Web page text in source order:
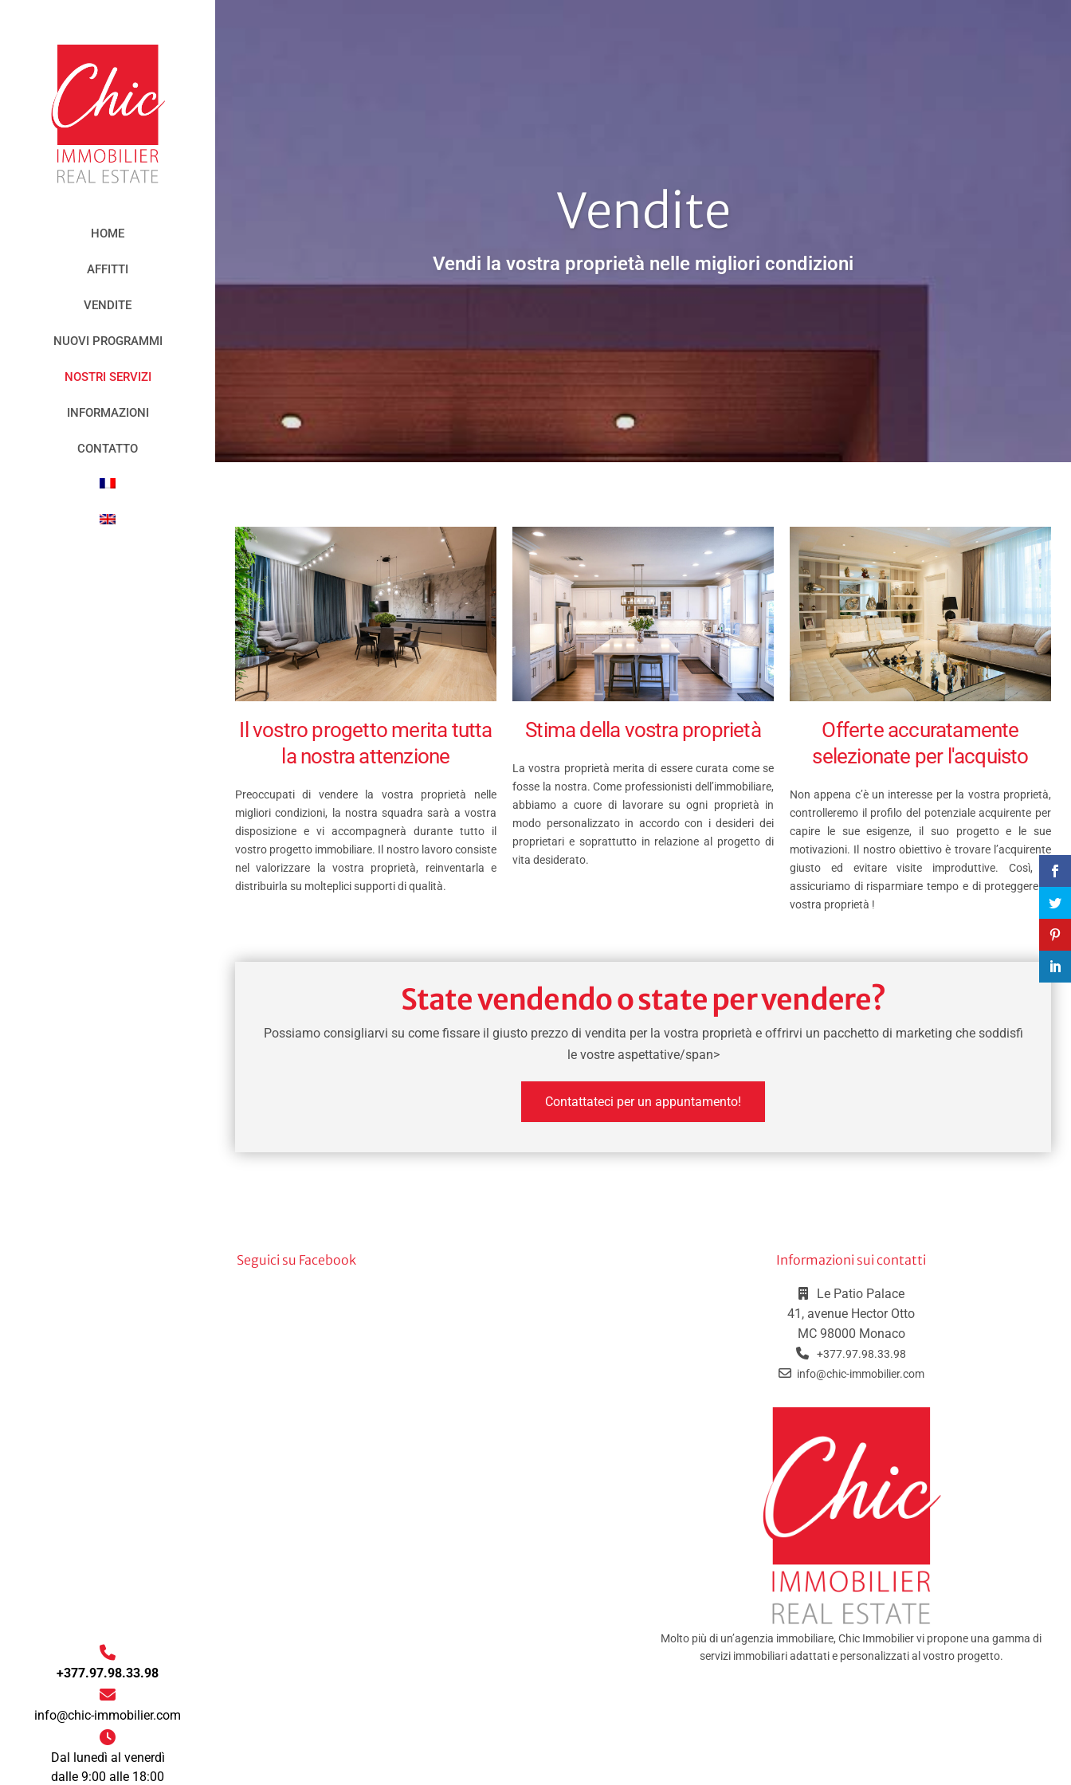
HOME
AFFITTI
VENDITE
NUOVI PROGRAMMI
NOSTRI SERVIZI
INFORMAZIONI
CONTATTO
+377.97.98.33.98
info@chic-immobilier.com
Dal lunedì al venerdì
dalle 9:00 alle 18:00
Vendite
Vendi la vostra proprietà nelle migliori condizioni
Il vostro progetto merita tutta
la nostra attenzione
Preoccupati di vendere la vostra proprietà nelle
migliori condizioni, la nostra squadra sarà a vostra
disposizione e vi accompagnerà durante tutto il
vostro progetto immobiliare. Il nostro lavoro consiste
nel valorizzare la vostra proprietà, reinventarla e
distribuirla su molteplici supporti di qualità.
Stima della vostra proprietà
La vostra proprietà merita di essere curata come se
fosse la nostra. Come professionisti dell’immobiliare,
abbiamo a cuore di lavorare su ogni proprietà in
modo personalizzato in accordo con i desideri dei
proprietari e soprattutto in relazione al progetto di
vita desiderato.
Offerte accuratamente
selezionate per l'acquisto
Non appena c’è un interesse per la vostra proprietà,
controlleremo il profilo del potenziale acquirente per
capire le sue esigenze, il suo progetto e le sue
motivazioni. Il nostro obiettivo è trovare l’acquirente
giusto ed evitare visite improduttive. Così, vi
assicuriamo di risparmiare tempo e di proteggere la
vostra proprietà !
State vendendo o state per vendere?
Possiamo consigliarvi su come fissare il giusto prezzo di vendita per la vostra proprietà e offrirvi un pacchetto di marketing che soddisfi
le vostre aspettative/span>
Contattateci per un appuntamento!
Seguici su Facebook Informazioni sui contatti
Le Patio Palace
41, avenue Hector Otto
MC 98000 Monaco
+377.97.98.33.98
info@chic-immobilier.com
Molto più di un’agenzia immobiliare, Chic Immobilier vi propone una gamma di
servizi immobiliari adattati e personalizzati al vostro progetto.